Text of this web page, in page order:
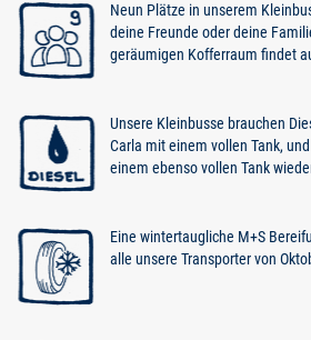
Neun Plätze in unserem
deine Freunde oder deine
geräumigen Kofferraum findet
Unsere Kleinbusse brauchen
Carla mit einem vollen Tank,
einem ebenso vollen Tank
Eine wintertaugliche M+S
alle unsere Transporter von